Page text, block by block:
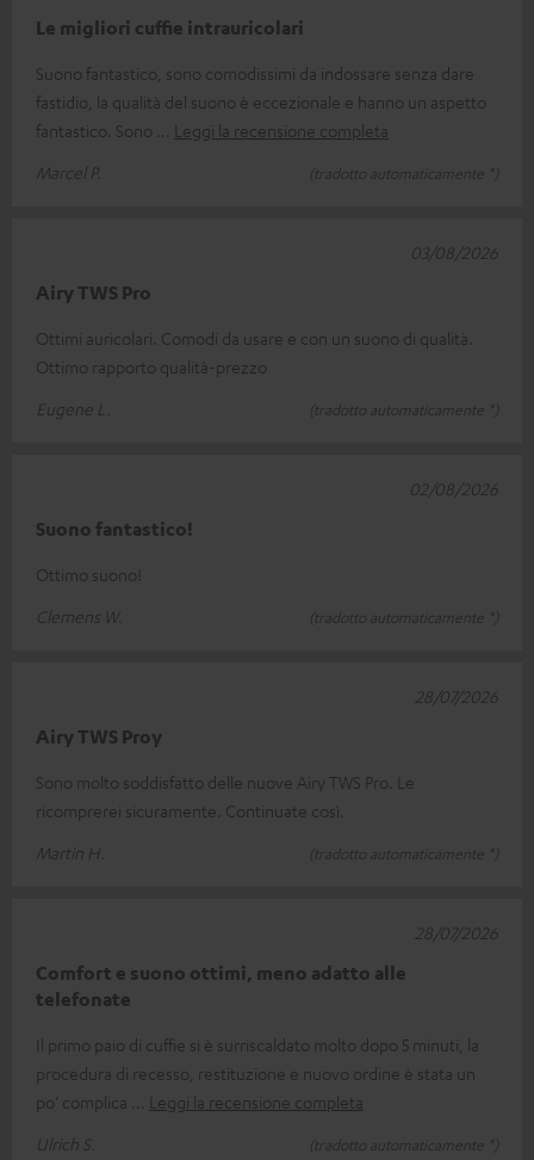
Le migliori cuffie intrauricolari
Suono fantastico, sono comodissimi da indossare senza dare
fastidio, la qualità del suono è eccezionale e hanno un aspetto
fantastico. Sono
Leggi la recensione completa
Marcel P.
(tradotto automaticamente *)
Airy TWS Pro
Ottimi auricolari. Comodi da usare e con un suono di qualità.
Ottimo rapporto qualità-prezzo
Eugene L.
(tradotto automaticamente *)
03/08/2026
Suono fantastico!
Ottimo suono!
Clemens W.
(tradotto automaticamente *)
02/08/2026
Airy TWS Proy
Sono molto soddisfatto delle nuove Airy TWS Pro. Le
ricomprerei sicuramente. Continuate così.
Martin H.
(tradotto automaticamente *)
28/07/2026
Comfort e suono ottimi, meno adatto alle
telefonate
Il primo paio di cuffie si è surriscaldato molto dopo 5 minuti, la
procedura di recesso, restituzione e nuovo ordine è stata un
po’ complica
Leggi la recensione completa
Ulrich S.
(tradotto automaticamente *)
28/07/2026